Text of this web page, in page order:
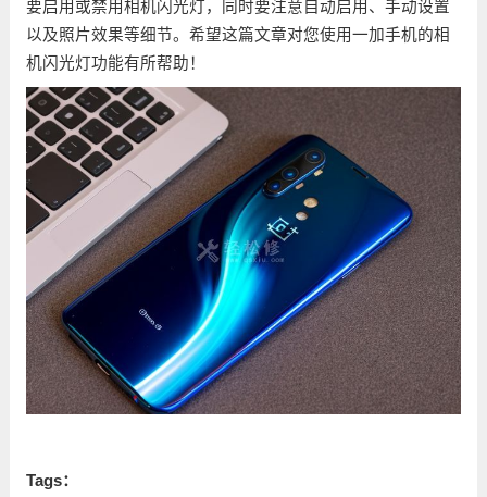
要启用或禁用相机闪光灯，同时要注意自动启用、手动设置
以及照片效果等细节。希望这篇文章对您使用一加手机的相
机闪光灯功能有所帮助！
Tags：